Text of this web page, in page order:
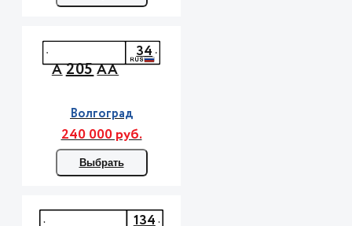
А205АА
34
Волгоград
240 000 руб.
Выбрать
134